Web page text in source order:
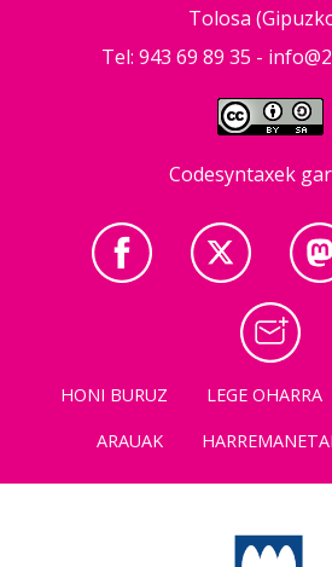
Tolosa
Tel: 943 69 89 35 -
Codesyntaxek
HONI BURUZ LEGE OHARRA
ARAUAK